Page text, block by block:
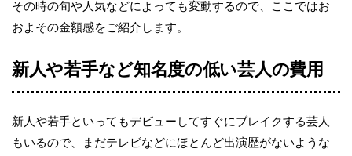
その時の旬や人気などによっても変動するので、ここではお
およその金額感をご紹介します。
新人や若手など知名度の低い芸人の費用
新人や若手といってもデビューしてすぐにブレイクする芸人
もいるので、まだテレビなどにほとんど出演歴がないような